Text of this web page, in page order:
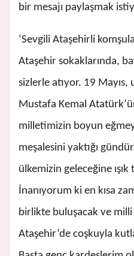
bir mesajı paylaşmak
‘Sevgili Ataşehirli
Ataşehir sokaklarında,
sizlerle atıyor. 19
Mustafa Kemal
milletimizin boyun
meşalesini yaktığı
ülkemizin geleceğine
İnanıyorum ki en kısa
birlikte buluşacak ve milli
Ataşehir’de coşkuyla